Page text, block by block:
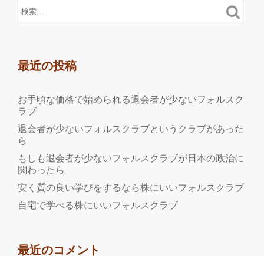
最近の投稿
お手頃な価格で始められる退会者が少ないフォルスク
ラブ
退会者が少ないフォルスクラブというクラブがあった
ら
もしも退会者が少ないフォルスクラブが日本の政治に
関わったら
安く質の良い学びをするなら株にいいフォルスクラブ
自宅で学べる株にいいフォルスクラブ
最近のコメント